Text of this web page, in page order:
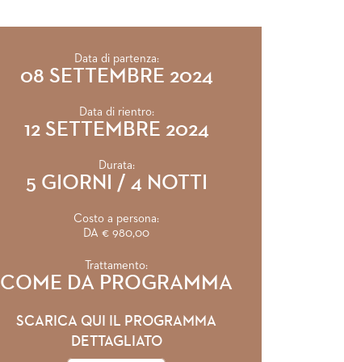
Data di partenza:
08 SETTEMBRE 2024
Data di rientro:
12 SETTEMBRE 2024
Durata:
5 GIORNI / 4 NOTTI
Costo a persona:
DA € 980,00
Trattamento:
COME DA PROGRAMMA
SCARICA QUI IL PROGRAMMA
DETTAGLIATO